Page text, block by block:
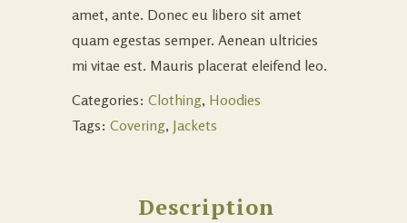
amet, ante. Donec eu libero sit amet
quam egestas semper. Aenean ultricies
mi vitae est. Mauris placerat eleifend leo.
Categories: Clothing, Hoodies
Tags: Covering, Jackets
Description